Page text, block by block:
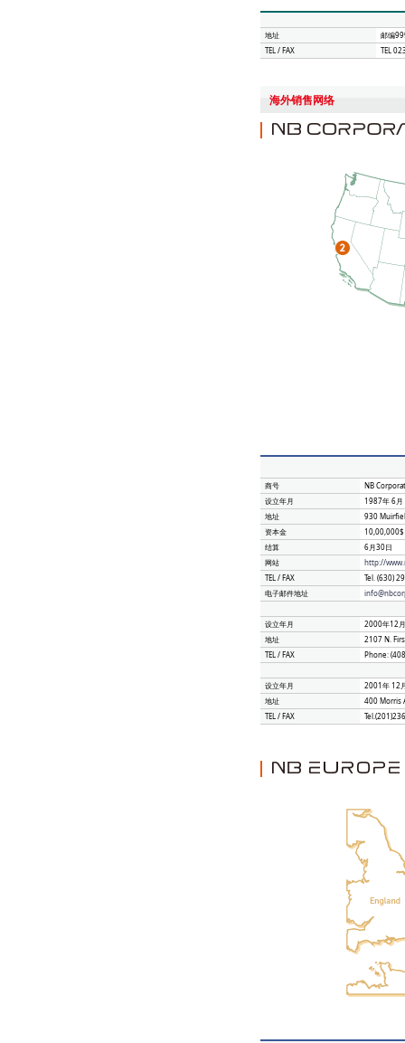
地址
邮编
TEL / FAX
TEL
海外销售网络
商号
NB
设立年月
1987年 6月
地址
930
资本金
10,00,000$
结算
6月30日
网站
http://
TEL / FAX
Tel. (630)
电子邮件地址
设立年月
2000年12月
地址
2107 N.
TEL / FAX
Phone:
设立年月
2001年 12
地址
400 Morris
TEL / FAX